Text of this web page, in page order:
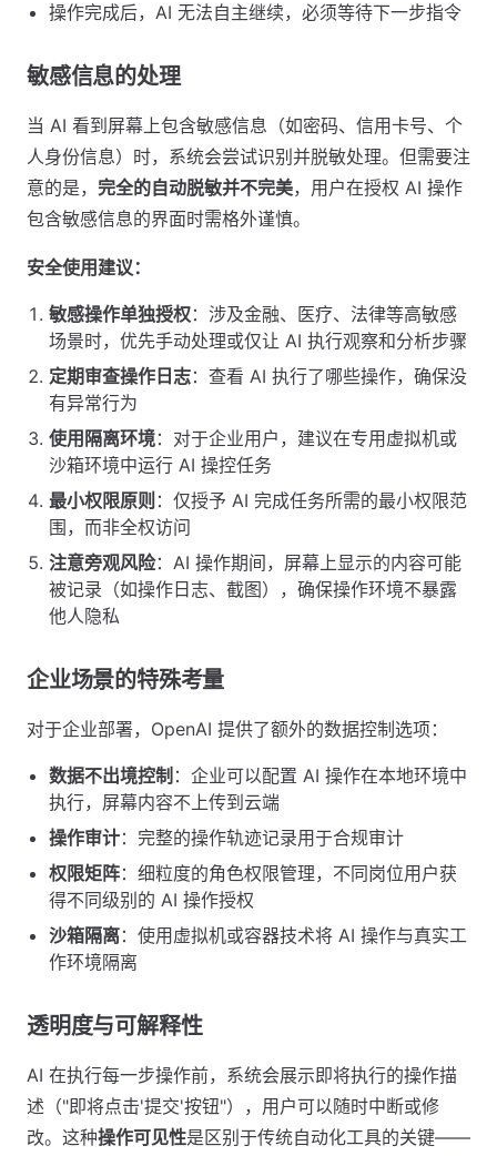
操作完成后，AI 无法自主继续，必须等待下一步指令
敏感信息的处理
当 AI 看到屏幕上包含敏感信息（如密码、信用卡号、个
人身份信息）时，系统会尝试识别并脱敏处理。但需要注
意的是， 完全的自动脱敏并不完美，用户在授权 AI 操作
包含敏感信息的界面时需格外谨慎。
安全使用建议：
敏感操作单独授权：涉及金融、医疗、法律等高敏感
场景时，优先手动处理或仅让 AI 执行观察和分析步骤
定期审查操作日志：查看 AI 执行了哪些操作，确保没
有异常行为
使用隔离环境：对于企业用户，建议在专用虚拟机或
沙箱环境中运行 AI 操控任务
最小权限原则 ：仅授予 AI 完成任务所需的最小权限范
围，而非全权访问
注意旁观风险：AI 操作期间，屏幕上显示的内容可能
被记录（如操作日志、截图），确保操作环境不暴露
他人隐私
企业场景的特殊考量
对于企业部署，OpenAI 提供了额外的数据控制选项：
数据不出境控制 ：企业可以配置 AI 操作在本地环境中
执行，屏幕内容不上传到云端
操作审计：完整的操作轨迹记录用于合规审计
权限矩阵：细粒度的角色权限管理，不同岗位用户获
得不同级别的 AI 操作授权
沙箱隔离：使用虚拟机或容器技术将 AI 操作与真实工
作环境隔离
透明度与可解释性
AI 在执行每一步操作前，系统会展示即将执行的操作描
述（"即将点击'提交'按钮"），用户可以随时中断或修
改。这种操作可见性是区别于传统自动化工具的关键——